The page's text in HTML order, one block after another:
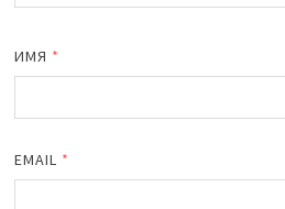
ИМЯ *
EMAIL *